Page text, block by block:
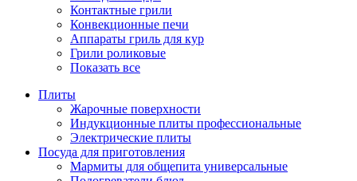
Контактные грили
Конвекционные печи
Аппараты гриль для кур
Грили роликовые
Показать все
Плиты
Жарочные поверхности
Индукционные плиты профессиональные
Электрические плиты
Посуда для приготовления
Мармиты для общепита универсальные